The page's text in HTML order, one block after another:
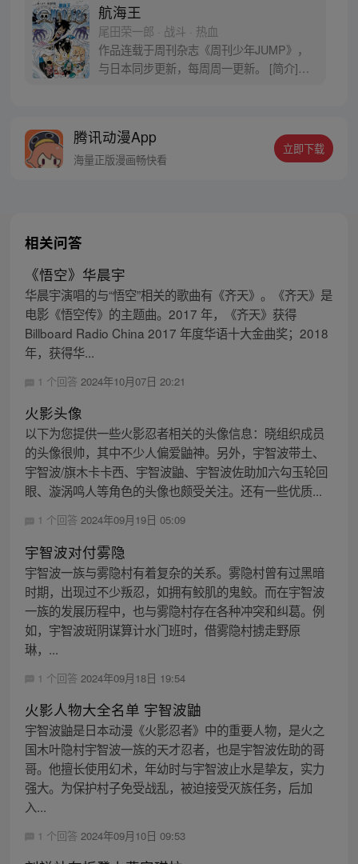
航海王
尾田荣一郎 · 战斗 · 热血
作品连载于周刊杂志《周刊少年JUMP》，
与日本同步更新，每周周一更新。 [简介]有
十年后，路飞为实现与因救他而断臂的杰克
斯的约定而出海，开始了以成为海盗王为目
腾讯动漫App
海量正版漫画畅快看
立即下载
相关问答
《悟空》华晨宇
华晨宇演唱的与“悟空”相关的歌曲有《齐天》。《齐天》是
电影《悟空传》的主题曲。2017 年，《齐天》获得
Billboard Radio China 2017 年度华语十大金曲奖；2018
年，获得华...
1 个回答 2024年10月07日 20:21
火影头像
以下为您提供一些火影忍者相关的头像信息：晓组织成员
的头像很帅，其中不少人偏爱鼬神。另外，宇智波带土、
宇智波/旗木卡卡西、宇智波鼬、宇智波佐助加六勾玉轮回
眼、漩涡鸣人等角色的头像也颇受关注。还有一些优质...
1 个回答 2024年09月19日 05:09
宇智波对付雾隐
宇智波一族与雾隐村有着复杂的关系。雾隐村曾有过黑暗
时期，出现过不少叛忍，如拥有鲛肌的鬼鲛。而在宇智波
一族的发展历程中，也与雾隐村存在各种冲突和纠葛。例
如，宇智波斑阴谋算计水门班时，借雾隐村掳走野原
琳，...
1 个回答 2024年09月18日 19:54
火影人物大全名单 宇智波鼬
宇智波鼬是日本动漫《火影忍者》中的重要人物，是火之
国木叶隐村宇智波一族的天才忍者，也是宇智波佐助的哥
哥。他擅长使用幻术，年幼时与宇智波止水是挚友，实力
强大。为保护村子免受战乱，被迫接受灭族任务，后加
入...
1 个回答 2024年09月10日 09:53